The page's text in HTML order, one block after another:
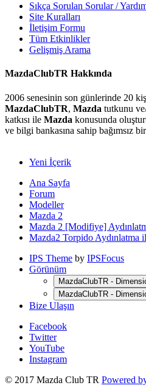
Sıkça Sorulan Sorular /
Site Kuralları
İletişim Formu
Tüm Etkinlikler
Gelişmiş Arama
MazdaClubTR Hakkında
2006 senesinin son günlerinde 20
MazdaClubTR, Mazda tutkunu
katkısı ile Mazda konusunda
ve bilgi bankasına sahip bağımsız
Yeni İçerik
Ana Sayfa
Forum
Modeller
Mazda 2
Mazda 2 [Modifiye]
Mazda2 Torpido Aydınlatma
IPS Theme by IPSFocus
Görünüm
MazdaClubTR -
MazdaClubTR -
Bize Ulaşın
Facebook
Twitter
YouTube
Instagram
© 2017 Mazda Club TR Powered